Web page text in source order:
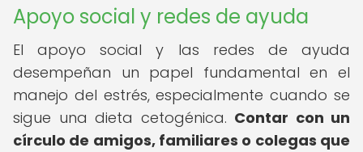
Apoyo social y redes de ayuda
El apoyo social y las redes de ayuda
desempeñan un papel fundamental en el
manejo del estrés, especialmente cuando se
sigue una dieta cetogénica. Contar con un
círculo de amigos, familiares o colegas que